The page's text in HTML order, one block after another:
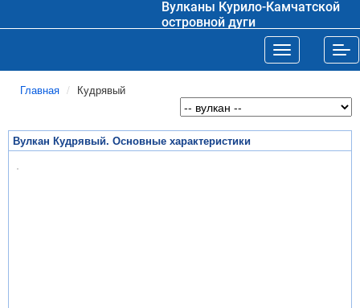
Вулканы Курило-Камчатской
островной дуги
Toggle
Главная Кудрявый
Вулкан Кудрявый. Основные характеристики